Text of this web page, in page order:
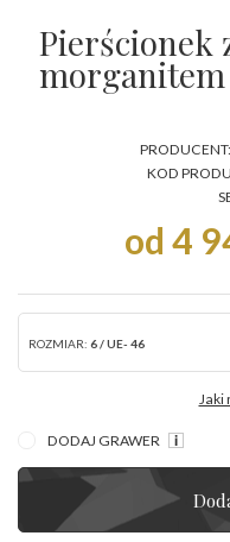
Pierścionek
PRODUCENT:
KOD
od 4
ROZMIAR: 6 / UE- 46
Jaki
DODAJ GRAWER